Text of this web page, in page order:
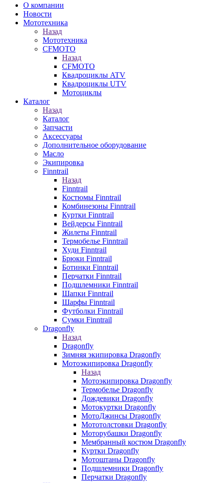
О компании
Новости
Мототехника
Назад
Мототехника
CFMOTO
Назад
CFMOTO
Квадроциклы ATV
Квадроциклы UTV
Мотоциклы
Каталог
Назад
Каталог
Запчасти
Аксессуары
Дополнительное оборудование
Масло
Экипировка
Finntrail
Назад
Finntrail
Костюмы Finntrail
Комбинезоны Finntrail
Куртки Finntrail
Вейдерсы Finntrail
Жилеты Finntrail
Термобелье Finntrail
Худи Finntrail
Брюки Finntrail
Ботинки Finntrail
Перчатки Finntrail
Подшлемники Finntrail
Шапки Finntrail
Шарфы Finntrail
Футболки Finntrail
Сумки Finntrail
Dragonfly
Назад
Dragonfly
Зимняя экипировка Dragonfly
Мотоэкипировка Dragonfly
Назад
Мотоэкипировка Dragonfly
Термобелье Dragonfly
Дождевики Dragonfly
Мотокуртки Dragonfly
МотоДжинсы Dragonfly
Мототолстовки Dragonfly
Моторубашки Dragonfly
Мембранный костюм Dragonfly
Куртки Dragonfly
Мотоштаны Dragonfly
Подшлемники Dragonfly
Перчатки Dragonfly